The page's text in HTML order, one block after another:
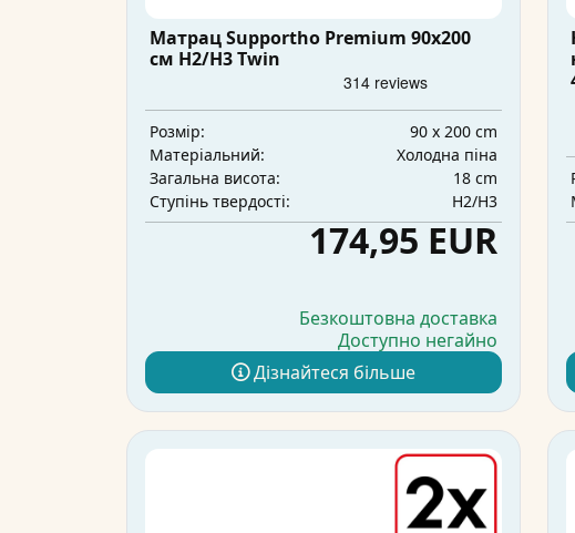
Матрац Supportho Premium 90x200
см H2/H3 Twin
Розмір:
90 x 200 cm
Матеріальний:
Холодна піна
Загальна висота:
18 cm
Ступінь твердості:
H2/H3
174,95 EUR
Безкоштовна доставка
Доступно негайно
Дізнайтеся більше